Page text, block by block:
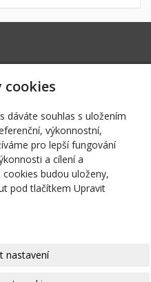
cookies
dáváte souhlas s uložením
výkonnostní,
pro lepší fungování
a cílení a
budou uloženy,
pod tlačítkem Upravit
nastavení